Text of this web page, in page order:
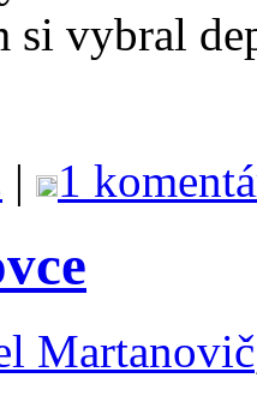
si vybral
| 1
Martanovič